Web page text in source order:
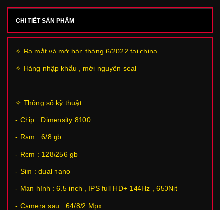
CHI TIẾT SẢN PHẨM
✧ Ra mắt và mở bán tháng 6/2022 tại china
✧ Hàng nhập khẩu , mới nguyên seal
✧ Thông số kỹ thuật :
- Chip : Dimensity 8100
- Ram : 6/8 gb
- Rom : 128/256 gb
- Sim : dual nano
- Màn hình : 6.5 inch , IPS full HD+ 144Hz , 650Nit
- Camera sau : 64/8/2 Mpx